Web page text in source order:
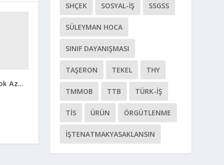
Az…
SHÇEK SOSYAL-IŞ SSGSS
SÜLEYMAN HOCA
SINIF DAYANIŞMASI
TAŞERON TEKEL THY
TMMOB TTB TÜRK-İŞ
TİS ÜRÜN ÖRGÜTLENME
İŞTENATMAKYASAKLANSIN